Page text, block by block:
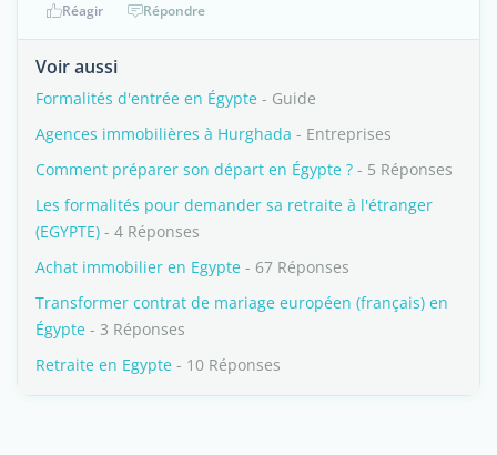
Réagir Répondre
Voir aussi
Formalités d'entrée en Égypte - Guide
Agences immobilières à Hurghada - Entreprises
Comment préparer son départ en Égypte ? - 5 Réponses
Les formalités pour demander sa retraite à l'étranger
(EGYPTE) - 4 Réponses
Achat immobilier en Egypte - 67 Réponses
Transformer contrat de mariage européen (français) en
Égypte - 3 Réponses
Retraite en Egypte - 10 Réponses